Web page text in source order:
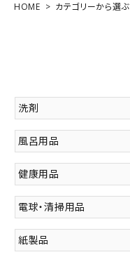
HOME カテゴリーから選ぶ
洗剤
風呂用品
健康用品
電球・清掃用品
紙製品